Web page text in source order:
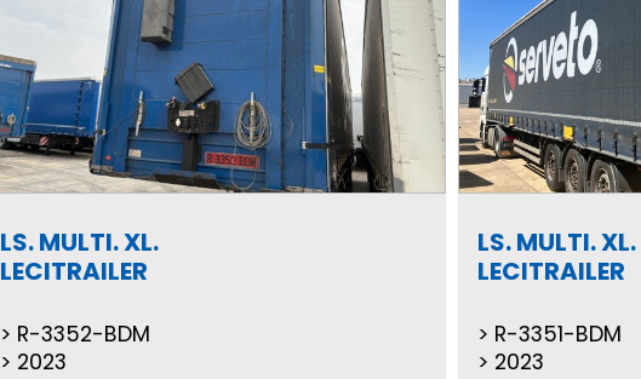
LS. MULTI. XL.
LECITRAILER
R-3352-BDM
2023
LS. MULTI. XL.
LECITRAILER
R-3351-BDM
2023